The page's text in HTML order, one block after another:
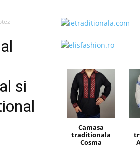
si
Camasa
traditionala
Cosma